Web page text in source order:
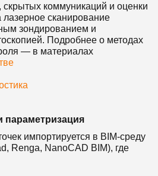
коммуникаций и оценки
сканирование
зондированием и
Подробнее о методах
— в материалах
параметризация
импортируется в BIM-среду
Renga, NanoCAD BIM), где